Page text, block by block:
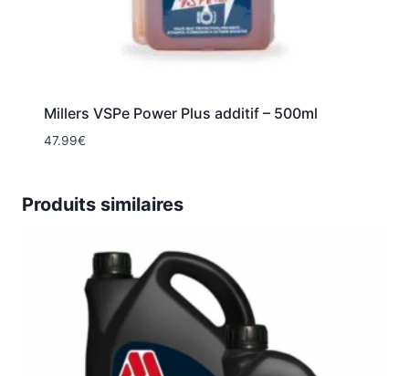
Millers VSPe Power Plus additif – 500ml
47.99€
Produits similaires